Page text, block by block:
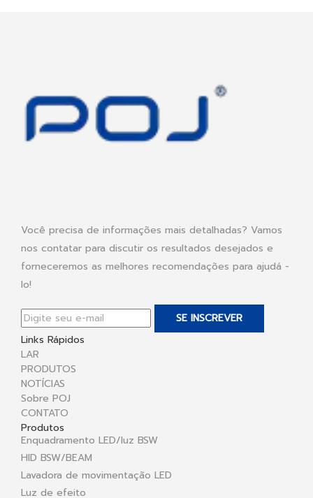
Você precisa de informações mais detalhadas? Vamos
nos contatar para discutir os resultados desejados e
forneceremos as melhores recomendações para ajudá -
lo!
SE INSCREVER
Links Rápidos
LAR
PRODUTOS
NOTÍCIAS
Sobre POJ
CONTATO
Produtos
Enquadramento LED/luz BSW
HID BSW/BEAM
Lavadora de movimentação LED
Luz de efeito